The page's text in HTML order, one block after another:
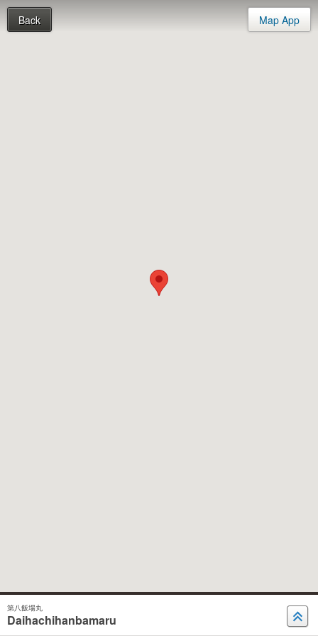
Back Map App
第八飯場丸
Daihachihanbamaru